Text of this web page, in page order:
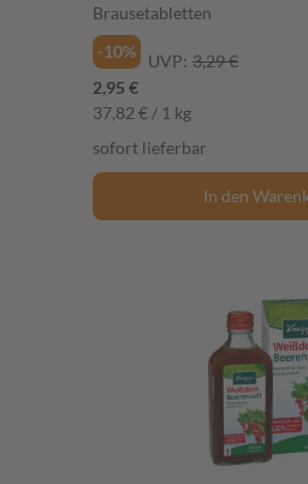
Brausetabletten
-10%
UVP: 3,29 €
2,95 €
37,82 € / 1 kg
sofort lieferbar
In den